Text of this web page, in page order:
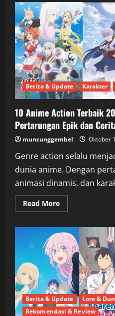
Anime
Isekai
Terbaru
2025
yang
Paling
Seru
dan
Wajib
Kamu
Tonton!
Berita & Update Karakter
10 Anime Action Terbaik
Pertarungan Epik dan
muncunggembel Oktober
Genre action selalu
dunia anime. Dengan
animasi dinamis, dan
Read MoreRead
more
Anime
Action
Terbaik
2025
yang
Penuh
Pertarungan
Epik
dan
Cerita
Mendebarkan
Berita & Update
Lore &
Rekomendasi & Review